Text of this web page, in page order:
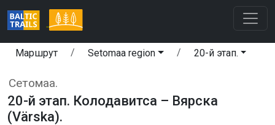
Маршрут Setomaa region 20-й этап.
Сетомаа.
20-й этап. Колодавитса – Вярска
(Värska).